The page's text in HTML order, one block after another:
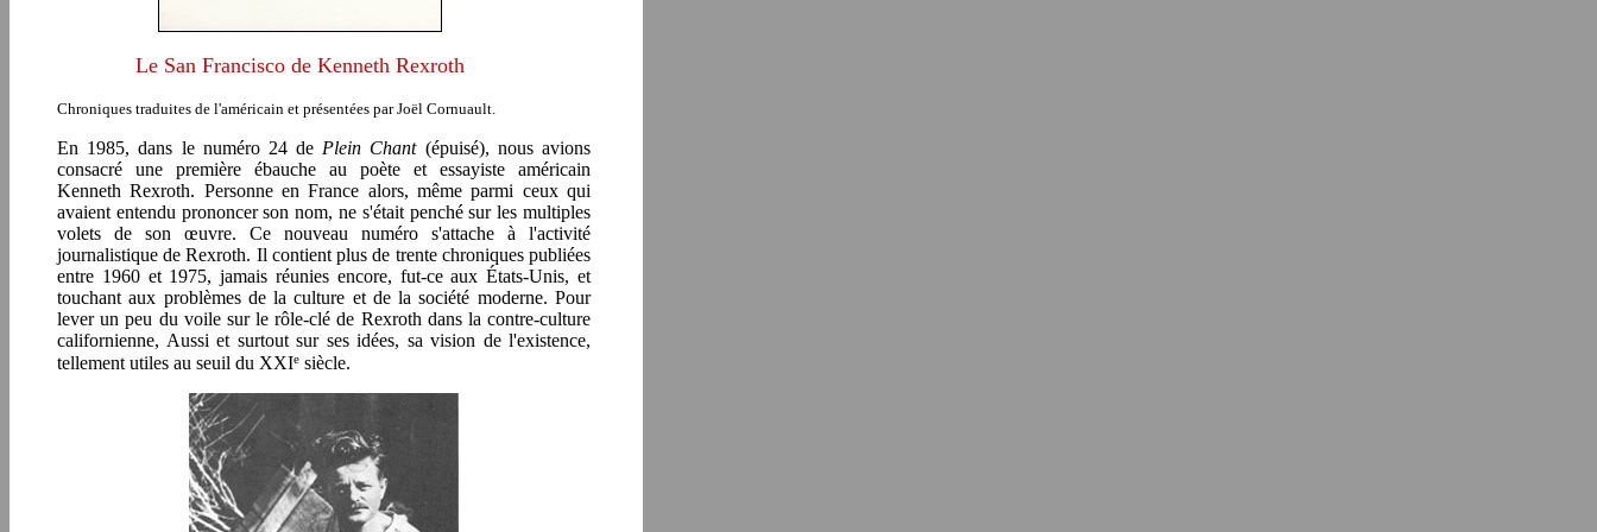
Le San Francisco de Kenneth Rexroth
Chroniques traduites de l'américain et présentées par Joël Cornuault.
En 1985, dans le numéro 24 de Plein Chant (épuisé), nous avions
consacré une première ébauche au poète et essayiste américain
Kenneth Rexroth. Personne en France alors, même parmi ceux qui
avaient entendu prononcer son nom, ne s'était penché sur les multiples
volets de son œuvre. Ce nouveau numéro s'attache à l'activité
journalistique de Rexroth. Il contient plus de trente chroniques publiées
entre 1960 et 1975, jamais réunies encore, fut-ce aux États-Unis, et
touchant aux problèmes de la culture et de la société moderne. Pour
lever un peu du voile sur le rôle-clé de Rexroth dans la contre-culture
californienne, Aussi et surtout sur ses idées, sa vision de l'existence,
tellement utiles au seuil du XXIe siècle.